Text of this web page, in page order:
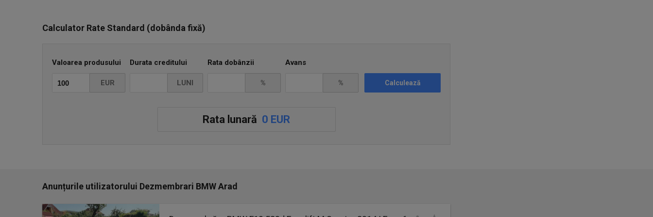
Grăbește-te – piesele se dau rapid!
Calculator Rate Standard (dobânda fixă)
Valoarea produsului
EUR
Durata creditului
LUNI
Rata dobânzii
%
Avans
% Calculează
Rata lunară 0 EUR
Anunțurile utilizatorului Dezmembrari BMW Arad